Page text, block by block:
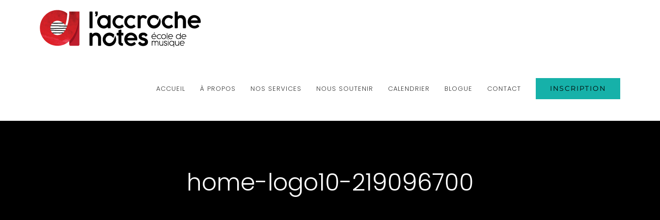
ACCUEIL À PROPOS NOS SERVICES NOUS SOUTENIR CALENDRIER BLOGUE CONTACT INSCRIPTION
home-logo10-219096700